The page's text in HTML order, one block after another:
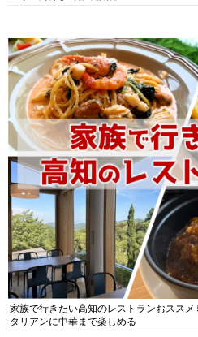
家族で行きたい高知のレストランおスス
タリアンに中華まで楽しめる